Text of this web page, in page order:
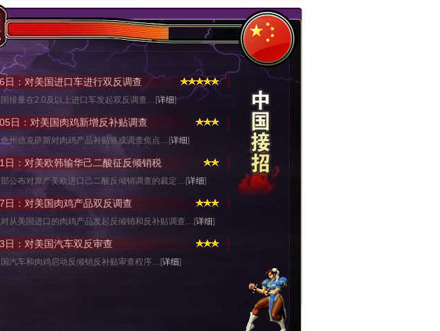
日：对美国进口车进行双反调查
排量在2.0及以上进口车发起双反调查…[详细]
日：对美国肉鸡新增反补贴调查
色州德克萨斯对肉鸡产品补贴将成调查焦点…[详细]
日：对美欧韩输华己二酸征反倾销税
公布对原产美欧进口己二酸反倾销调查的裁定…[详细]
日：对美国肉鸡产品双反调查
从美国进口的肉鸡产品发起反倾销和反补贴调查…[详细]
日：对美国汽车双反审查
汽车和肉鸡启动反倾销反补贴审查程序…[详细]